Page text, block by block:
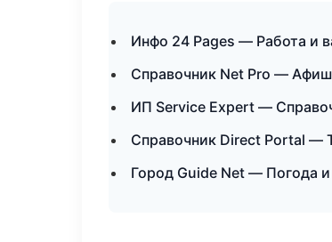
Инфо 24 Pages — Работа и
Справочник Net Pro —
ИП Service Expert —
Справочник Direct Portal —
Город Guide Net — Погода